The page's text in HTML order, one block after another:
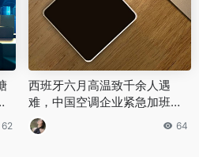
62
西班牙六月高温致千余人遇
难，中国空调企业紧急加班增
产
64